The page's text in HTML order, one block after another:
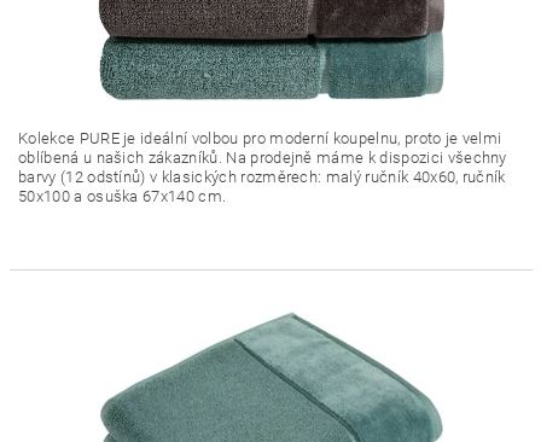
Kolekce PURE je ideální volbou pro moderní koupelnu, proto je velmi
oblíbená u našich zákazníků. Na prodejně máme k dispozici všechny
barvy (12 odstínů) v klasických rozměrech: malý ručník 40x60, ručník
50x100 a osuška 67x140 cm.